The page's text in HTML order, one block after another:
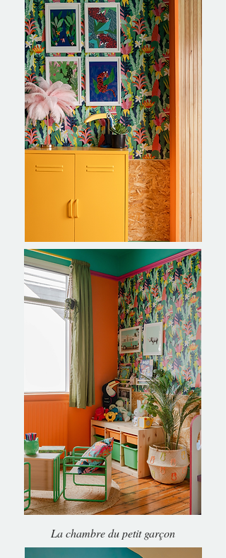
La chambre du petit garçon